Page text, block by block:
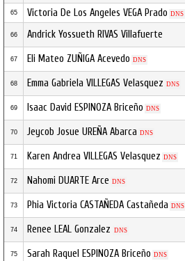
65 Victoria De Los Angeles VEGA Prado DNS
66 Andrick Yossueth RIVAS Villafuerte
67 Eli Mateo ZUÑIGA Acevedo DNS
68 Emma Gabriela VILLEGAS Velasquez DNS
69 Isaac David ESPINOZA Briceño DNS
70 Jeycob Josue UREÑA Abarca DNS
71 Karen Andrea VILLEGAS Velasquez DNS
72 Nahomi DUARTE Arce DNS
73 Phia Victoria CASTAÑEDA Castañeda DNS
74 Renee LEAL Gonzalez DNS
75 Sarah Raquel ESPINOZA Briceño DNS